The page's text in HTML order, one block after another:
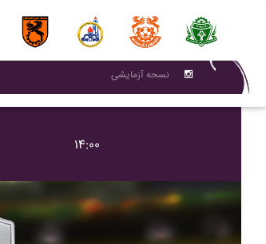
نسحه آزمایشی
۱۴:۰۰